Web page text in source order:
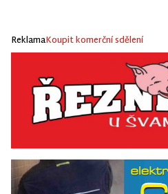
ReklamaKoupit komerční sdělení